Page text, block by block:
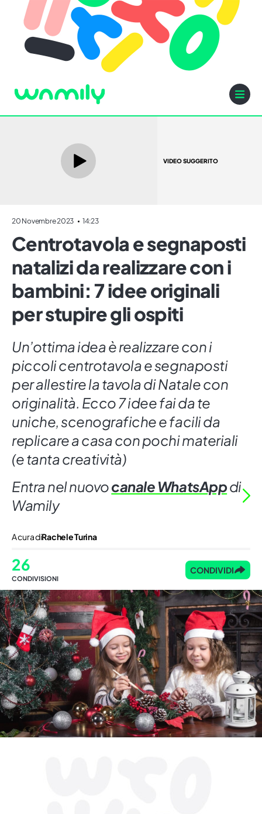
VIDEO SUGGERITO
20 Novembre 2023 14:23
Centrotavola e segnaposti
natalizi da realizzare con i
bambini: 7 idee originali
per stupire gli ospiti
Un’ottima idea è realizzare con i
piccoli centrotavola e segnaposti
per allestire la tavola di Natale con
originalità. Ecco 7 idee fai da te
uniche, scenografiche e facili da
replicare a casa con pochi materiali
(e tanta creatività)
Entra nel nuovocanale WhatsAppdi
Wamily
A cura diRachele Turina
26
CONDIVISIONI
CONDIVIDI